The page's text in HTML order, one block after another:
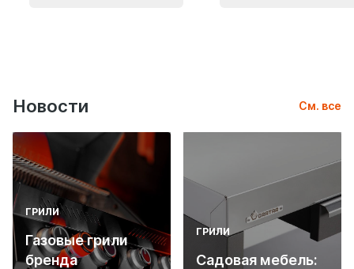
Новости См. все
ГРИЛИ
Газовые грили
бренда
ГРИЛИ
Садовая мебель: